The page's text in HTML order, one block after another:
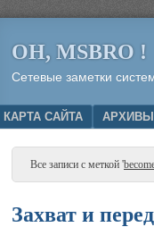
OH, MSBRO !
Сетевые заметки
Menu
SKIP TO CONTENT
КАРТА САЙТА АРХИВЫ
Все записи с меткой '
Захват и